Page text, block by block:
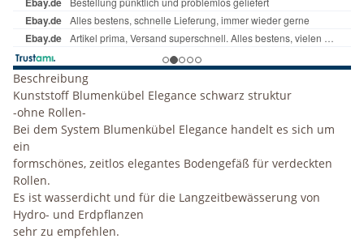
Beschreibung
Kunststoff Blumenkübel Elegance schwarz struktur
-ohne Rollen-
Bei dem System Blumenkübel Elegance handelt es sich um
ein
formschönes, zeitlos elegantes Bodengefäß für verdeckten
Rollen.
Es ist wasserdicht und für die Langzeitbewässerung von
Hydro- und Erdpflanzen
sehr zu empfehlen.